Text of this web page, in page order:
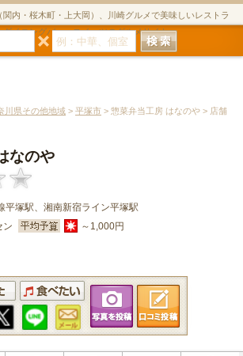
関内・桜木町・上大岡）、川崎グルメで美味しいレストラ
ダイニングバー・スイーツのグルメサイト
川県その他地域 > 平塚市 > 惣菜弁当工房 はなのや > 店舗
なのや
平塚駅、湘南新宿ライン平塚駅
ン
～1,000円